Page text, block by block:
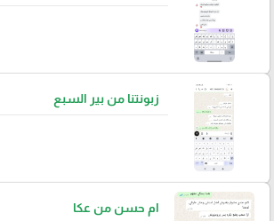
زبونتنا من بير السبع
ام حسن من عكا